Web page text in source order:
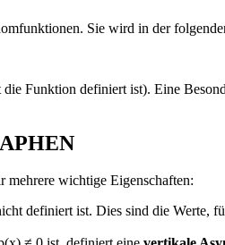
Sie wird in der
Funktion definiert ist). Eine
mehrere wichtige Eigenschaften:
definiert ist. Dies sind die